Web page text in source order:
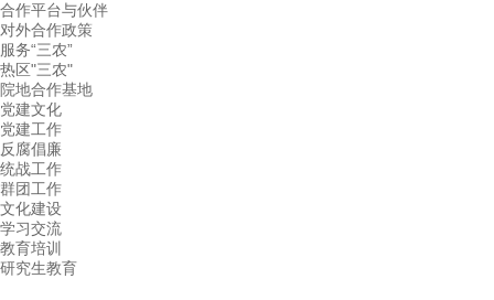
合作平台与伙伴
对外合作政策
服务“三农”
热区"三农"
院地合作基地
党建文化
党建工作
反腐倡廉
统战工作
群团工作
文化建设
学习交流
教育培训
研究生教育